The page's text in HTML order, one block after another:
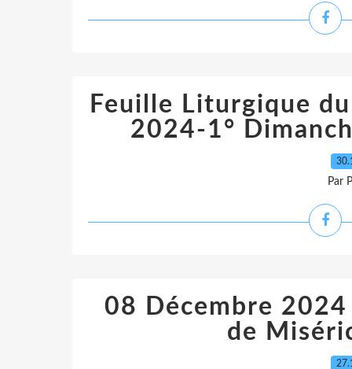
Feuille Liturgique
2024-1°
Par
08 Décembre
de